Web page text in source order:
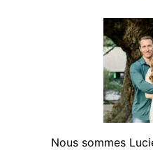
Nous sommes